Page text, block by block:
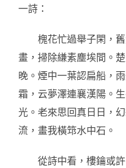
一詩：
槐花忙過舉子閑，
畫，掃除縑素塵埃間。
晚。煙中一葉認扁船，
霜，云夢澤連襄漢陽。
光。老來思回真日日，
流，畫我橫筇水中石。
從詩中看，樓鑰或